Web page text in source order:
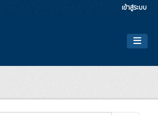
เข้าสู่ระบบ